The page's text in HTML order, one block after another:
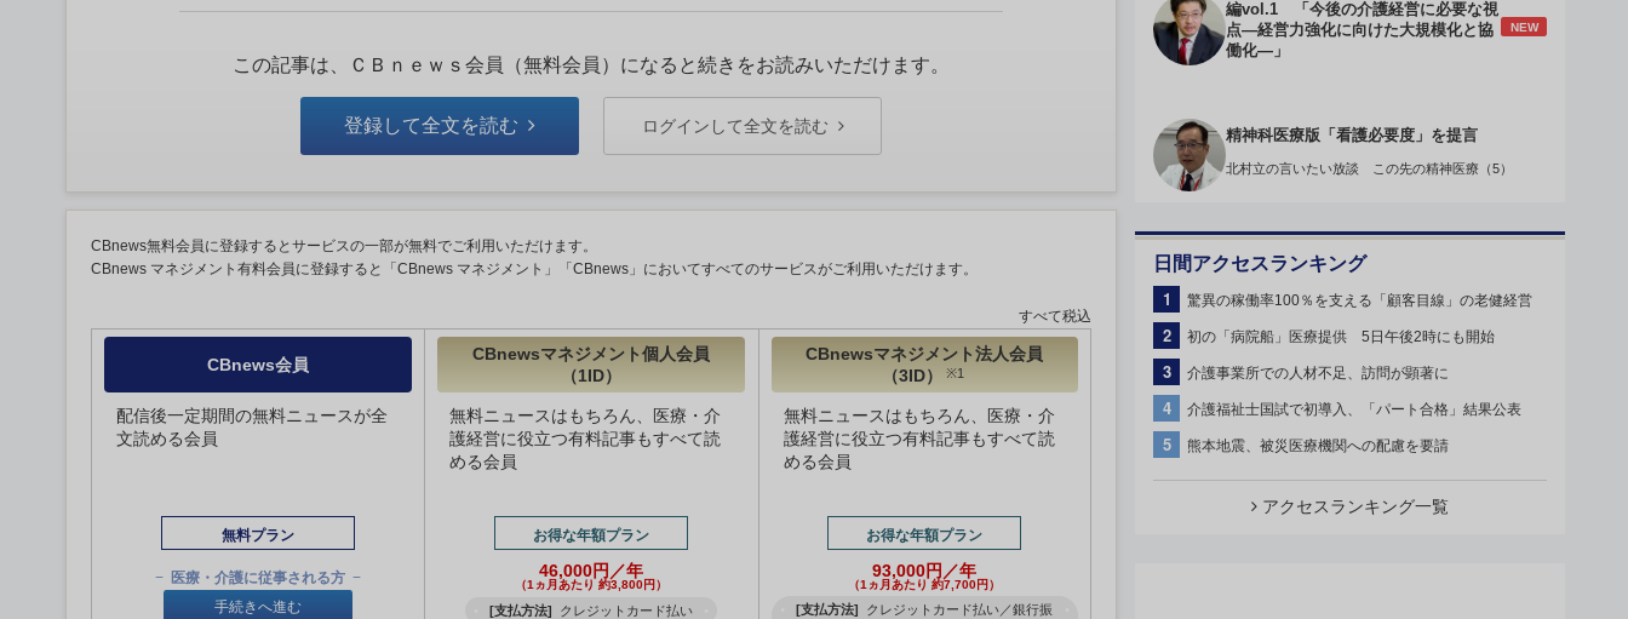
この記事は、ＣＢｎｅｗｓ会員（無料会員）になると続きをお読みいただけます。
登録して全文を読む ログインして全文を読む
CBnews無料会員に登録するとサービスの一部が無料でご利用いただけます。
CBnews マネジメント有料会員に登録すると「CBnews マネジメント」「CBnews」においてすべてのサービスがご利用いただけます。
すべて税込
CBnews会員
配信後一定期間の無料ニュースが全
文読める会員
無料プラン
医療・介護に従事される方
手続きへ進む
CBnewsマネジメント個人会員
（1ID）
無料ニュースはもちろん、医療・介
護経営に役立つ有料記事もすべて読
める会員
お得な年額プラン
46,000円／年
（1ヵ月あたり 約3,800円）
[支払方法] クレジットカード払い
CBnewsマネジメント法人会員
（3ID）
※1
無料ニュースはもちろん、医療・介
護経営に役立つ有料記事もすべて読
める会員
お得な年額プラン
93,000円／年
（1ヵ月あたり 約7,700円）
[支払方法]
クレジットカード払い／銀行振
編vol.1 「今後の介護経営に必要な視
点―経営力強化に向けた大規模化と協
働化―」
NEW
精神科医療版「看護必要度」を提言
北村立の言いたい放談 この先の精神医療（5）
日間アクセスランキング
1 驚異の稼働率100％を支える「顧客目線」の老健経営
2 初の「病院船」医療提供 5日午後2時にも開始
3 介護事業所での人材不足、訪問が顕著に
4 介護福祉士国試で初導入、「パート合格」結果公表
5 熊本地震、被災医療機関への配慮を要請
アクセスランキング一覧